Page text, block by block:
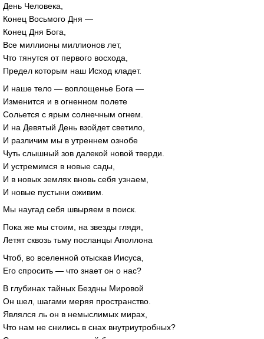
День Человека,
Конец Восьмого Дня —
Конец Дня Бога,
Все миллионы миллионов лет,
Что тянутся от первого восхода,
Предел которым наш Исход кладет.
И наше тело — воплощенье Бога —
Изменится и в огненном полете
Сольется с ярым солнечным огнем.
И на Девятый День взойдет светило,
И различим мы в утреннем ознобе
Чуть слышный зов далекой новой тверди.
И устремимся в новые сады,
И в новых землях вновь себя узнаем,
И новые пустыни оживим.
Мы наугад себя швыряем в поиск.
Пока же мы стоим, на звезды глядя,
Летят сквозь тьму посланцы Аполлона
Чтоб, во вселенной отыскав Иисуса,
Его спросить — что знает он о нас?
В глубинах тайных Бездны Мировой
Он шел, шагами меряя пространство.
Являлся ль он в немыслимых мирах,
Что нам не снились в снах внутриутробных?